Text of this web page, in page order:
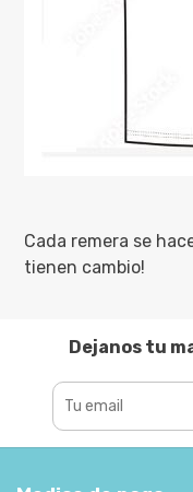
Cada remera se
tienen cambio!
Dejanos tu